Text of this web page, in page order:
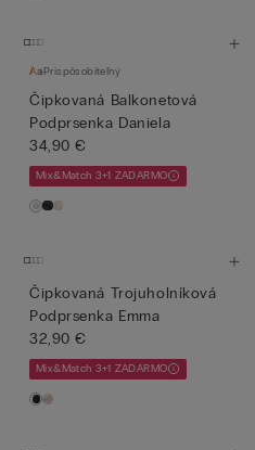
Prispôsobiteľný
Čipkovaná Balkonetová
Podprsenka Daniela
34,90 €
Mix&Match 3+1 ZADARMO
Čipkovaná Trojuholníková
Podprsenka Emma
32,90 €
Mix&Match 3+1 ZADARMO